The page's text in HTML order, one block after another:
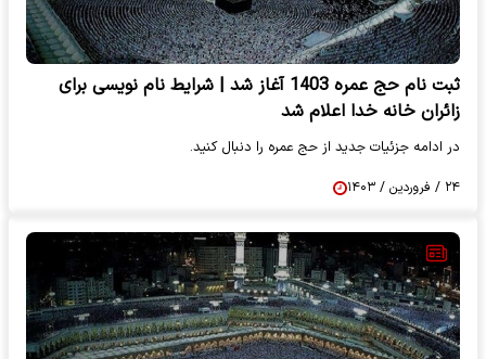
ثبت نام حج عمره 1403 آغاز شد | شرایط نام نویسی برای
زائران خانه خدا اعلام شد
در ادامه جزئیات جدید از حج عمره را دنبال کنید.
۲۴ / فروردین / ۱۴۰۳